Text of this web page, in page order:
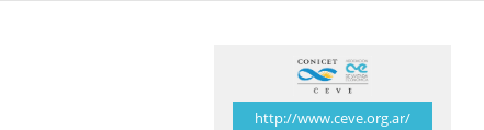
http://www.ceve.org.ar/